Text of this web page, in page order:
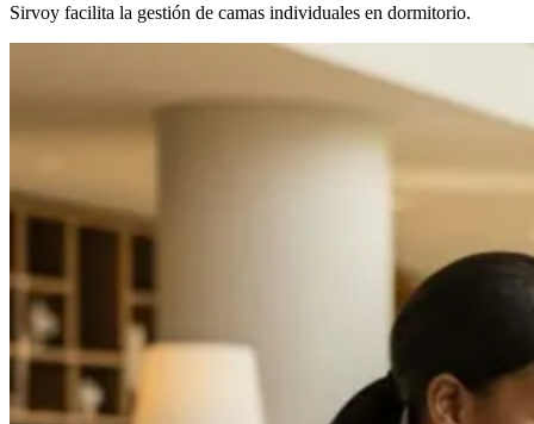
Sirvoy facilita la gestión de camas individuales en dormitorio.